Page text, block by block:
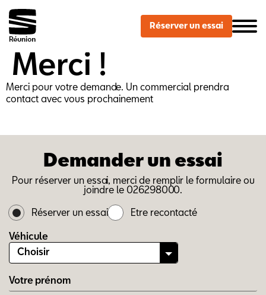
Réserver un essai
Merci !
Merci pour votre demande. Un commercial prendra
contact avec vous prochainement
Demander un essai
Pour réserver un essai, merci de remplir le formulaire ou
joindre le 026298000.
Réserver un essai Etre recontacté
Véhicule
Choisir